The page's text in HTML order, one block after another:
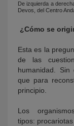
De izquierda a
Devos, del Centro
¿Cómo se
Esta es la
de las
humanidad.
que para
principio.
Los
tipos: